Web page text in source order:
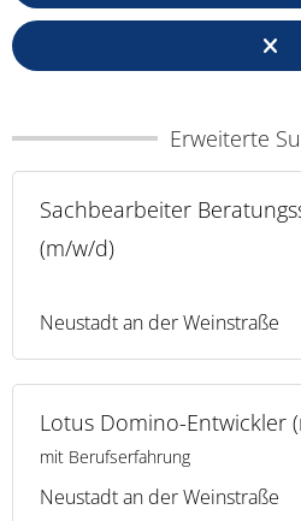
Erweiterte
Sachbearbeiter
(m/w/d)
Neustadt an der Weinstraße
Lotus Domino-Entwickler
mit Berufserfahrung
Neustadt an der Weinstraße